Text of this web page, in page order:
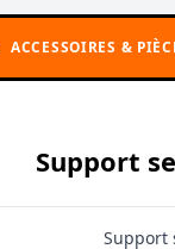
ACCESSOIRES &
Support
Support